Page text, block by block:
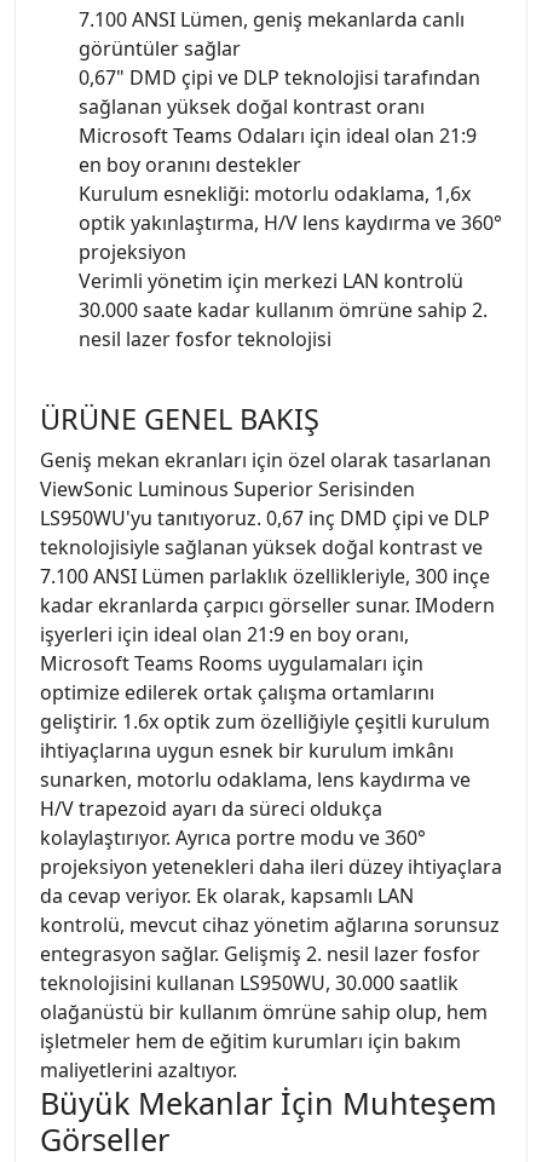
7.100 ANSI Lümen, geniş mekanlarda canlı
görüntüler sağlar
0,67" DMD çipi ve DLP teknolojisi tarafından
sağlanan yüksek doğal kontrast oranı
Microsoft Teams Odaları için ideal olan 21:9
en boy oranını destekler
Kurulum esnekliği: motorlu odaklama, 1,6x
optik yakınlaştırma, H/V lens kaydırma ve 360°
projeksiyon
Verimli yönetim için merkezi LAN kontrolü
30.000 saate kadar kullanım ömrüne sahip 2.
nesil lazer fosfor teknolojisi
ÜRÜNE GENEL BAKIŞ
Geniş mekan ekranları için özel olarak tasarlanan
ViewSonic Luminous Superior Serisinden
LS950WU'yu tanıtıyoruz. 0,67 inç DMD çipi ve DLP
teknolojisiyle sağlanan yüksek doğal kontrast ve
7.100 ANSI Lümen parlaklık özellikleriyle, 300 inçe
kadar ekranlarda çarpıcı görseller sunar. IModern
işyerleri için ideal olan 21:9 en boy oranı,
Microsoft Teams Rooms uygulamaları için
optimize edilerek ortak çalışma ortamlarını
geliştirir. 1.6x optik zum özelliğiyle çeşitli kurulum
ihtiyaçlarına uygun esnek bir kurulum imkânı
sunarken, motorlu odaklama, lens kaydırma ve
H/V trapezoid ayarı da süreci oldukça
kolaylaştırıyor. Ayrıca portre modu ve 360°
projeksiyon yetenekleri daha ileri düzey ihtiyaçlara
da cevap veriyor. Ek olarak, kapsamlı LAN
kontrolü, mevcut cihaz yönetim ağlarına sorunsuz
entegrasyon sağlar. Gelişmiş 2. nesil lazer fosfor
teknolojisini kullanan LS950WU, 30.000 saatlik
olağanüstü bir kullanım ömrüne sahip olup, hem
işletmeler hem de eğitim kurumları için bakım
maliyetlerini azaltıyor.
Büyük Mekanlar İçin Muhteşem
Görseller